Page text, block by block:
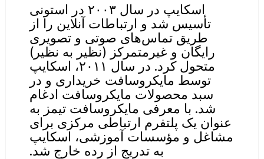
اسکایپ در سال ۲۰۰۳ در استونی
تأسیس شد و ارتباطات آنلاین را از
طریق تماس‌های صوتی و تصویری
رایگان و غیرمتمرکز (نظیر به نظیر)
متحول کرد. در سال ۲۰۱۱، اسکایپ
توسط مایکروسافت خریداری و در
سبد محصولات مایکروسافت ادغام
شد. با معرفی مایکروسافت تیمز به
عنوان یک پلتفرم ارتباطی مرکزی برای
مشاغل و مؤسسات آموزشی، اسکایپ
به تدریج از رده خارج شد.